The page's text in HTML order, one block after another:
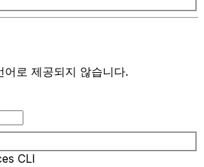
로 제공되지 않습니다.
CLI